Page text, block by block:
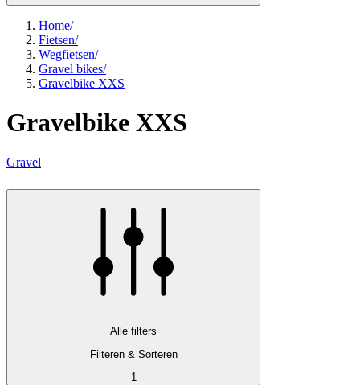
Home/
Fietsen/
Wegfietsen/
Gravel bikes/
Gravelbike XXS
Gravelbike XXS
Gravel
Alle filters
Filteren & Sorteren
1